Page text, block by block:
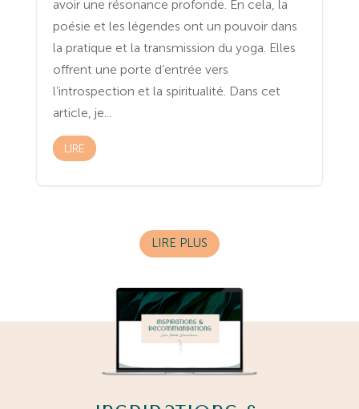
avoir une résonance profonde. En cela, la
poésie et les légendes ont un pouvoir dans
la pratique et la transmission du yoga. Elles
offrent une porte d’entrée vers
l’introspection et la spiritualité. Dans cet
article, je...
LIRE
LIRE PLUS